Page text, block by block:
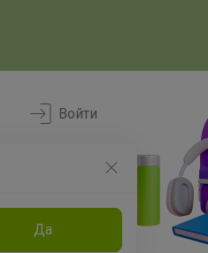
Да
Войти
Эксперты